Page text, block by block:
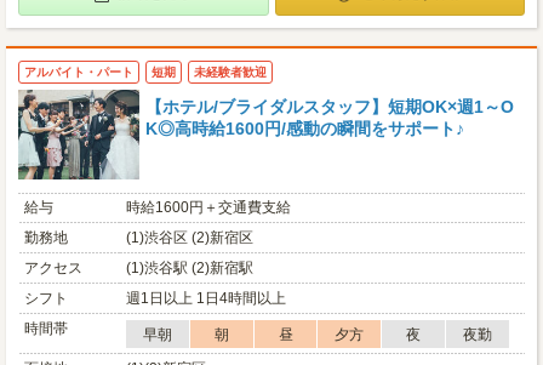
アルバイト・パート 短期 未経験者歓迎
【ホテル/ブライダルスタッフ】短期OK×週1～O
K◎高時給1600円/感動の瞬間をサポート♪
給与
時給1600円＋交通費支給
勤務地
(1)渋谷区 (2)新宿区
アクセス
(1)渋谷駅 (2)新宿駅
シフト
週1日以上 1日4時間以上
時間帯
早朝 朝 昼 夕方 夜
夜勤